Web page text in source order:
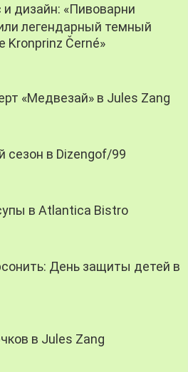
дизайн: «Пивоварни
легендарный темный
Kronprinz Černé»
«Медвезай» в Jules Zang
сезон в Dizengof/99
в Atlantica Bistro
День защиты детей в
в Jules Zang